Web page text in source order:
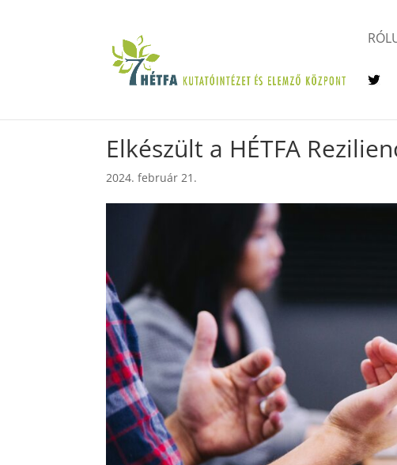
Elkészült a HÉTFA
2024. február 21.